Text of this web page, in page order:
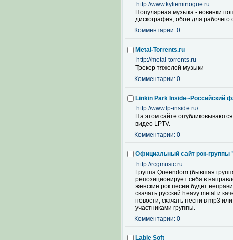
http://www.kylieminogue.ru
Популярная музыка - новинки
дискография, обои для рабочего
Комментарии: 0
Metal-Torrents.ru
http://metal-torrents.ru
Трекер тяжелой музыки
Комментарии: 0
Linkin Park Inside~Российский
http://www.lp-inside.ru/
На этом сайте
видео LPTV.
Комментарии: 0
Официальный сайт рок-группы
http://rcgmusic.ru
Группа Queendom (бывшая
репозиционирует себя в
женские рок песни будет
скачать русский heavy metal и
новости, скачать песни в mp3
участниками группы.
Комментарии: 0
Lable Soft